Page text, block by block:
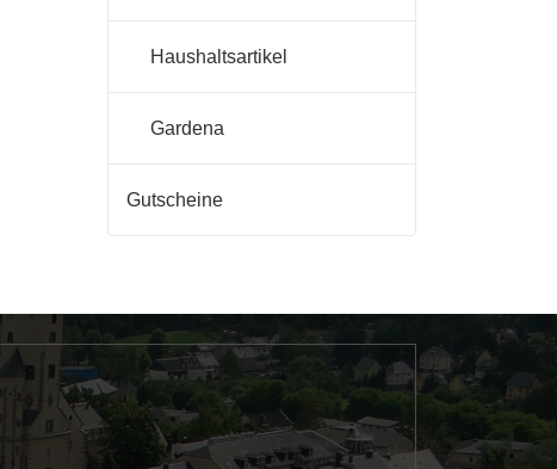
Haushaltsartikel
Gardena
Gutscheine